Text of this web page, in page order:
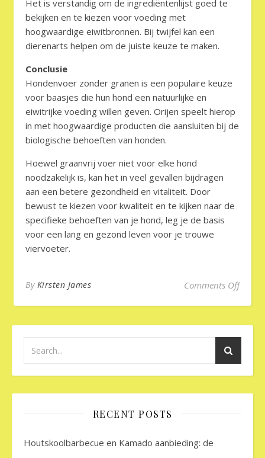
Het is verstandig om de ingrediëntenlijst goed te
bekijken en te kiezen voor voeding met
hoogwaardige eiwitbronnen. Bij twijfel kan een
dierenarts helpen om de juiste keuze te maken.
Conclusie
Hondenvoer zonder granen is een populaire keuze
voor baasjes die hun hond een natuurlijke en
eiwitrijke voeding willen geven. Orijen speelt hierop
in met hoogwaardige producten die aansluiten bij de
biologische behoeften van honden.
Hoewel graanvrij voer niet voor elke hond
noodzakelijk is, kan het in veel gevallen bijdragen
aan een betere gezondheid en vitaliteit. Door
bewust te kiezen voor kwaliteit en te kijken naar de
specifieke behoeften van je hond, leg je de basis
voor een lang en gezond leven voor je trouwe
viervoeter.
By Kirsten James Comments Offon
RECENT POSTS
Houtskoolbarbecue en Kamado aanbieding: de